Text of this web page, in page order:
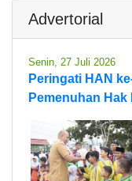
Advertorial
Senin, 27 Juli 2026
Peringati HAN
Pemenuhan Hak